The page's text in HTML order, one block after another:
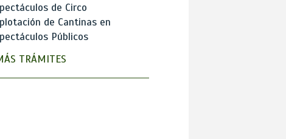
de Circo
de Cantinas en
Públicos
TRÁMITES